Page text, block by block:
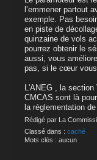
l’emmener partout
exemple. Pas
en piste de
quinzaine de vols
pourrez obtenir le
aussi, vous
pas, si le cœur
L'ANEG , la
CMCAS sont là
la réglementation
Rédigé par La
Classé dans : caché
Mots clés : aucun